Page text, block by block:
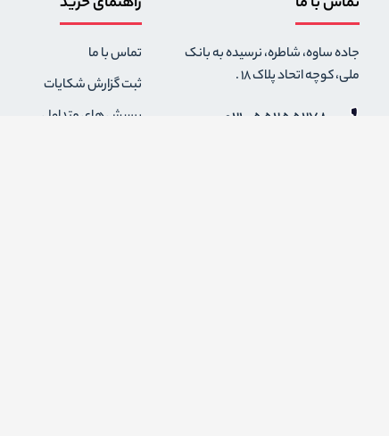
جاده ساوه، شاطره، نرسیده به بانک
ملی، کوچه اتحاد پلاک 18 .
021-55255278
تماس با ما
ثبت گزارش شکایات
پرسش های متداول